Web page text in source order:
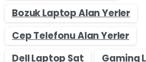
Bozuk Laptop Alan Yerler
Cep Telefonu Alan Yerler
Dell Laptop Sat
Gaming